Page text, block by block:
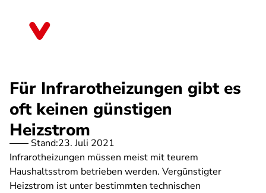
Für Infrarotheizungen gibt es
oft keinen günstigen
Heizstrom
Stand:23. Juli 2021
Infrarotheizungen müssen meist mit teurem
Haushaltsstrom betrieben werden. Vergünstigter
Heizstrom ist unter bestimmten technischen